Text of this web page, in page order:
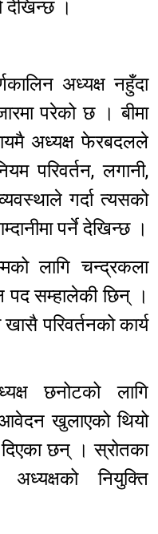
देखिन्छ ।
अध्यक्ष नहुँदा
परेको छ । बीमा
अध्यक्ष फेरबदलले
परिवर्तन, लगानी,
गर्दा त्यसको
पर्ने देखिन्छ ।
लागि चन्द्रकला
पद सम्हालेकी छिन् ।
परिवर्तनको कार्य
छनोटको लागि
खुलाएको थियो
छन् । स्रोतका
नियुक्ति